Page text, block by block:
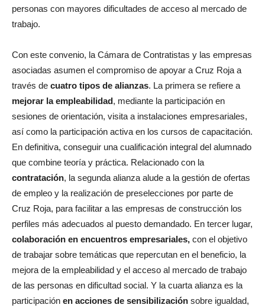
personas con mayores dificultades de acceso al mercado de
trabajo.
Con este convenio, la Cámara de Contratistas y las empresas
asociadas asumen el compromiso de apoyar a Cruz Roja a
través de cuatro tipos de alianzas. La primera se refiere a
mejorar la empleabilidad, mediante la participación en
sesiones de orientación, visita a instalaciones empresariales,
así como la participación activa en los cursos de capacitación.
En definitiva, conseguir una cualificación integral del alumnado
que combine teoría y práctica. Relacionado con la
contratación, la segunda alianza alude a la gestión de ofertas
de empleo y la realización de preselecciones por parte de
Cruz Roja, para facilitar a las empresas de construcción los
perfiles más adecuados al puesto demandado. En tercer lugar,
colaboración en encuentros empresariales, con el objetivo
de trabajar sobre temáticas que repercutan en el beneficio, la
mejora de la empleabilidad y el acceso al mercado de trabajo
de las personas en dificultad social. Y la cuarta alianza es la
participación en acciones de sensibilización sobre igualdad,